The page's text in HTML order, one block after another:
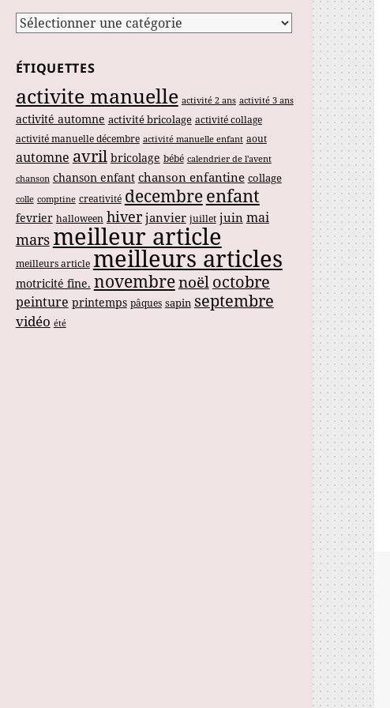
Catégories
ÉTIQUETTES
activite manuelle activité 2 ans activité 3 ans
activité automne activité bricolage activité collage
activité manuelle décembre activité manuelle enfant aout
automne avril bricolage bébé calendrier de l'avent
chanson chanson enfant chanson enfantine collage
colle comptine creativité decembreenfant
fevrier halloween hiver janvier juillet juin mai
marsmeilleur article
meilleurs article meilleurs articles
motricité fine. novembrenoëloctobre
peinture printemps pâques sapin septembre
vidéo été